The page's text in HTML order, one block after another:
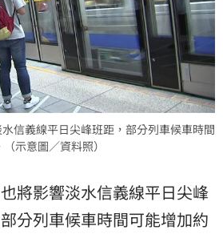
信義線平日尖峰班距，部分列車候車時間
示意圖／資料照）
將影響淡水信義線平日尖峰
分列車候車時間可能增加約